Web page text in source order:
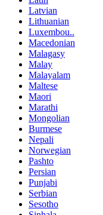
Latvian
Lithuanian
Luxembou..
Macedonian
Malagasy
Malay
Malayalam
Maltese
Maori
Marathi
Mongolian
Burmese
Nepali
Norwegian
Pashto
Persian
Punjabi
Serbian
Sesotho